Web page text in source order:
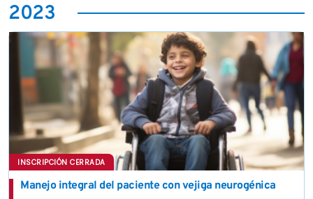
2023
INSCRIPCIÓN CERRADA
Manejo integral del paciente con vejiga neurogénica